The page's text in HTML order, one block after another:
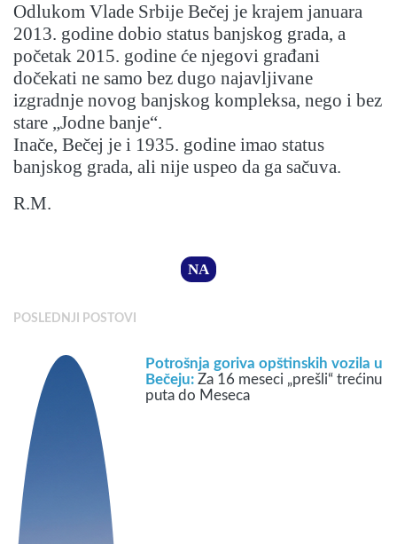
Odlukom Vlade Srbije Bečej je krajem januara
2013. godine dobio status banjskog grada, a
početak 2015. godine će njegovi građani
dočekati ne samo bez dugo najavljivane
izgradnje novog banjskog kompleksa, nego i bez
stare „Jodne banje“.
Inače, Bečej je i 1935. godine imao status
banjskog grada, ali nije uspeo da ga sačuva.
R.M.
NA
POSLEDNJI POSTOVI
Potrošnja goriva opštinskih vozila u
Bečeju:Za 16 meseci „prešli“ trećinu
puta do Meseca